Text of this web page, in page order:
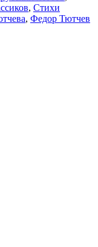
, Стихи
, Федор Тютчев